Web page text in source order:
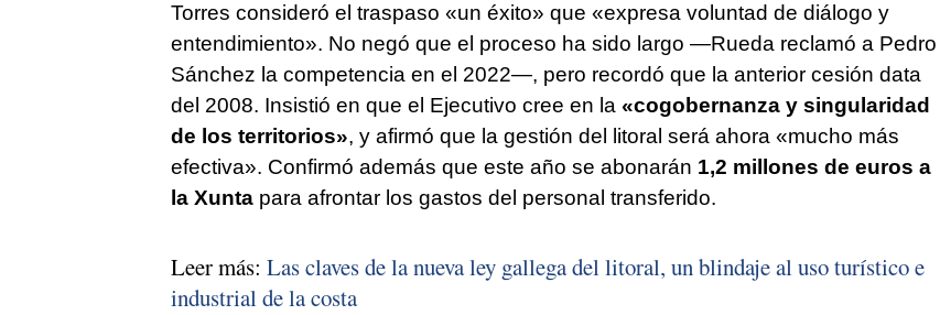
Torres consideró el traspaso «un éxito» que «expresa voluntad de diálogo y
entendimiento». No negó que el proceso ha sido largo —Rueda reclamó a Pedro
Sánchez la competencia en el 2022—, pero recordó que la anterior cesión data
del 2008. Insistió en que el Ejecutivo cree en la «cogobernanza y singularidad
de los territorios», y afirmó que la gestión del litoral será ahora «mucho más
efectiva». Confirmó además que este año se abonarán 1,2 millones de euros a
la Xuntapara afrontar los gastos del personal transferido.
Leer más: Las claves de la nueva ley gallega del litoral, un blindaje al uso turístico e
industrial de la costa